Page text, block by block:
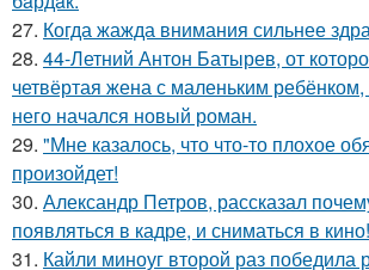
27. Когда жажда внимания сильнее
28. 44-Летний Антон Батырев, от
четвёртая жена с маленьким ребёнком,
него начался новый роман.
29. "Мне казалось, что что-то плохое
произойдет!
30. Александр Петров, рассказал
появляться в кадре, и сниматься в кино!
31. Кайли миноуг второй раз победила